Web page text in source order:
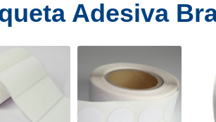
Ribbons
de cera
Etiqueta
Adesiva